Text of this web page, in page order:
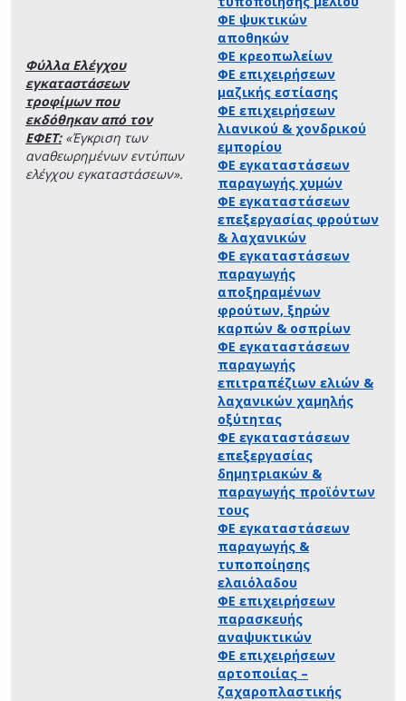
Φύλλα Ελέγχου
εγκαταστάσεων
τροφίμων που
εκδόθηκαν από τον
ΕΦΕΤ: «Έγκριση των
αναθεωρημένων εντύπων
ελέγχου εγκαταστάσεων».
ΦΕ ψυκτικών
αποθηκών
ΦΕ κρεοπωλείων
ΦΕ επιχειρήσεων
μαζικής εστίασης
ΦΕ επιχειρήσεων
λιανικού & χονδρικού
εμπορίου
ΦΕ εγκαταστάσεων
παραγωγής χυμών
ΦΕ εγκαταστάσεων
επεξεργασίας φρούτων
& λαχανικών
ΦΕ εγκαταστάσεων
παραγωγής
αποξηραμένων
φρούτων, ξηρών
καρπών & οσπρίων
ΦΕ εγκαταστάσεων
παραγωγής
επιτραπέζιων ελιών &
λαχανικών χαμηλής
οξύτητας
ΦΕ εγκαταστάσεων
επεξεργασίας
δημητριακών &
παραγωγής προϊόντων
τους
ΦΕ εγκαταστάσεων
παραγωγής &
τυποποίησης
ελαιόλαδου
ΦΕ επιχειρήσεων
παρασκευής
αναψυκτικών
ΦΕ επιχειρήσεων
αρτοποιίας –
ζαχαροπλαστικής